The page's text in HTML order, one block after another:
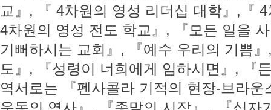
교』, 『 4차원의 영성 리더십 대학』,『
4차원의 영성 전도 학교』, 『모든 일을
기뻐하시는 교회』, 『예수 우리의 기쁨
도』, 『성령이 너희에게 임하시면』, 『
역서로는 『펜사콜라 기적의 현장-브라